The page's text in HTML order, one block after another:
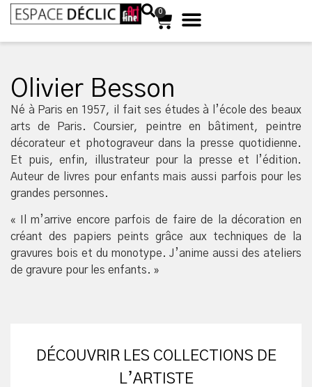
0
Olivier Besson
Né à Paris en 1957, il fait ses études à l’école des beaux
arts de Paris. Coursier, peintre en bâtiment, peintre
décorateur et photograveur dans la presse quotidienne.
Et puis, enfin, illustrateur pour la presse et l’édition.
Auteur de livres pour enfants mais aussi parfois pour les
grandes personnes.
« Il m’arrive encore parfois de faire de la décoration en
créant des papiers peints grâce aux techniques de la
gravures bois et du monotype. J’anime aussi des ateliers
de gravure pour les enfants. »
DÉCOUVRIR LES COLLECTIONS DE
L’ARTISTE